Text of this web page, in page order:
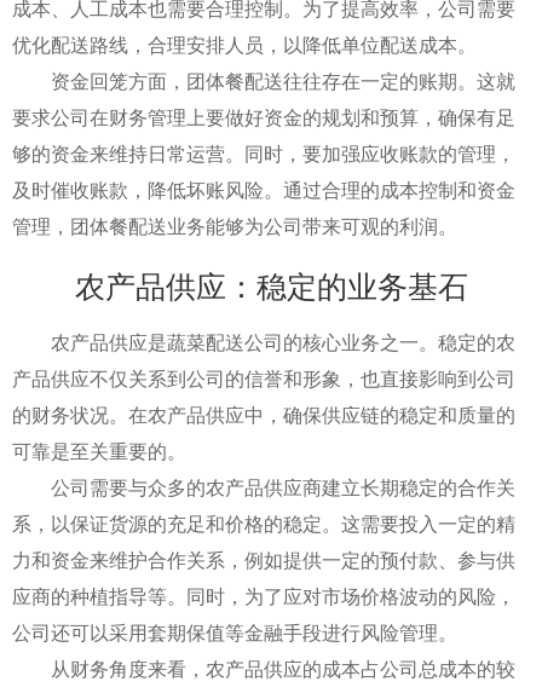
成本、人工成本也需要合理控制。为了提高效率，公司需要
优化配送路线，合理安排人员，以降低单位配送成本。
资金回笼方面，团体餐配送往往存在一定的账期。这就
要求公司在财务管理上要做好资金的规划和预算，确保有足
够的资金来维持日常运营。同时，要加强应收账款的管理，
及时催收账款，降低坏账风险。通过合理的成本控制和资金
管理，团体餐配送业务能够为公司带来可观的利润。
农产品供应：稳定的业务基石
农产品供应是蔬菜配送公司的核心业务之一。稳定的农
产品供应不仅关系到公司的信誉和形象，也直接影响到公司
的财务状况。在农产品供应中，确保供应链的稳定和质量的
可靠是至关重要的。
公司需要与众多的农产品供应商建立长期稳定的合作关
系，以保证货源的充足和价格的稳定。这需要投入一定的精
力和资金来维护合作关系，例如提供一定的预付款、参与供
应商的种植指导等。同时，为了应对市场价格波动的风险，
公司还可以采用套期保值等金融手段进行风险管理。
从财务角度来看，农产品供应的成本占公司总成本的较